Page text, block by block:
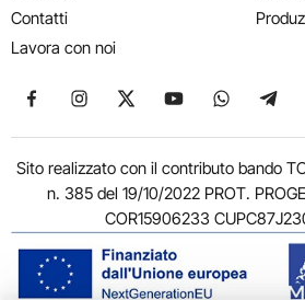
Contatti
Lavora con noi
Seguici su Facebook
Seguici su Instagram
Seguici su X
Seguici suSeguici su
Sito realizzato con il contributo bando
n. 385 del 19/10/2022 PROT.
COR15906233